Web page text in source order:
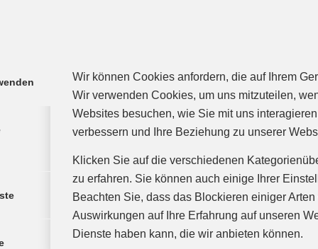
Wir können Cookies anfordern, die auf Ihrem
Wir verwenden Cookies, um uns mitzuteilen,
Websites besuchen, wie Sie mit uns
verbessern und Ihre Beziehung zu unserer
Klicken Sie auf die verschiedenen
zu erfahren. Sie können auch einige Ihrer
Beachten Sie, dass das Blockieren einiger
Auswirkungen auf Ihre Erfahrung auf unseren
Dienste haben kann, die wir anbieten können.
Damen gewinnen zweites
24. September 2023 / inDamen / vonagentur